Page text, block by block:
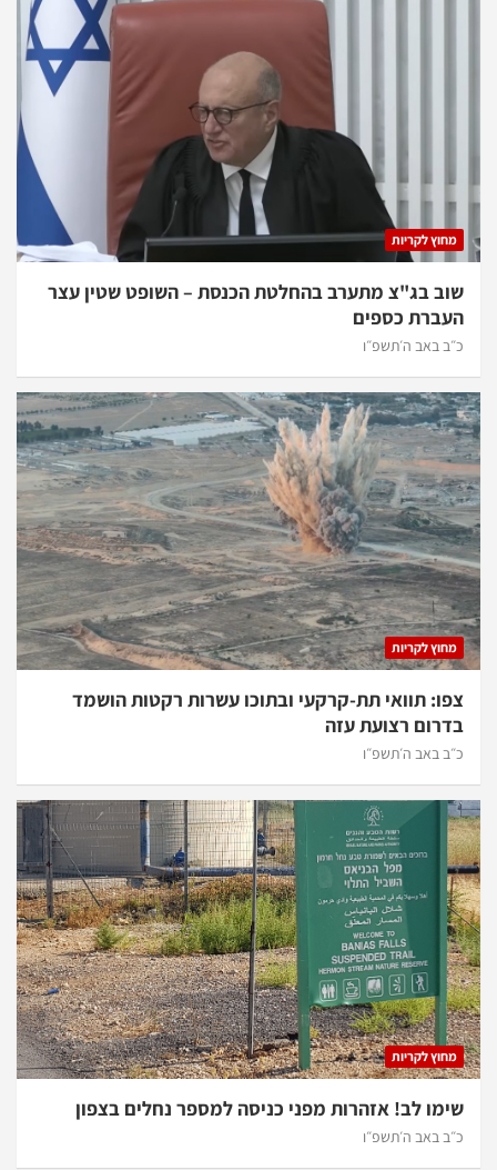
מחוץ לקריות
שוב בג"צ מתערב בהחלטת הכנסת – השופט שטין עצר
העברת כספים
כ״ב באב ה׳תשפ״ו
מחוץ לקריות
צפו: תוואי תת-קרקעי ובתוכו עשרות רקטות הושמד
בדרום רצועת עזה
כ״ב באב ה׳תשפ״ו
מחוץ לקריות
שימו לב! אזהרות מפני כניסה למספר נחלים בצפון
כ״ב באב ה׳תשפ״ו